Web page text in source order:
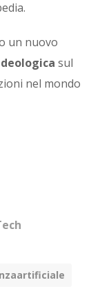
un nuovo
sul
nel mondo